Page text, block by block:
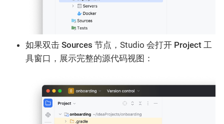
如果双击 Sources 节点，Studio 会打开 Project 工
具窗口，展示完整的源代码视图：